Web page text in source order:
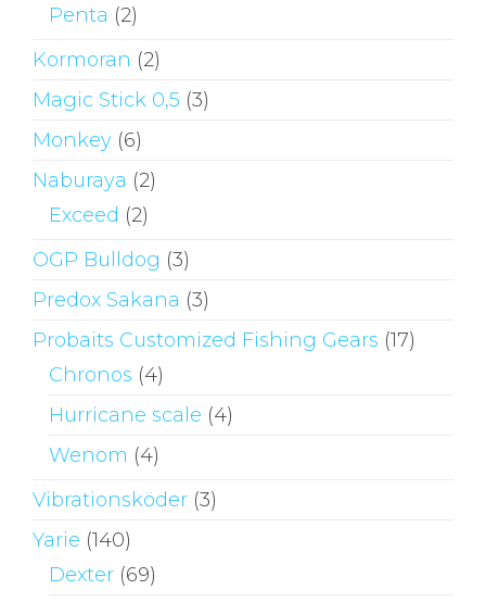
Penta (2)
Kormoran (2)
Magic Stick 0,5 (3)
Monkey (6)
Naburaya (2)
Exceed (2)
OGP Bulldog (3)
Predox Sakana (3)
Probaits Customized Fishing Gears (17)
Chronos (4)
Hurricane scale (4)
Wenom (4)
Vibrationsköder (3)
Yarie (140)
Dexter (69)